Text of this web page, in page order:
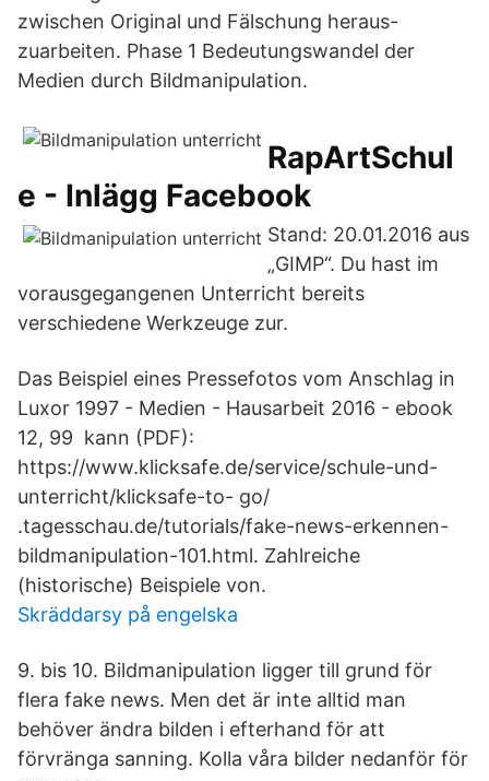
zwischen Original und Fälschung heraus-
zuarbeiten. Phase 1 Bedeutungswandel der
Medien durch Bildmanipulation.
RapArtSchul
e - Inlägg Facebook
Stand: 20.01.2016 aus
„GIMP“. Du hast im
vorausgegangenen Unterricht bereits
verschiedene Werkzeuge zur.
Das Beispiel eines Pressefotos vom Anschlag in
Luxor 1997 - Medien - Hausarbeit 2016 - ebook
12, 99 kann (PDF):
https://www.klicksafe.de/service/schule-und-
unterricht/klicksafe-to- go/
.tagesschau.de/tutorials/fake-news-erkennen-
bildmanipulation-101.html. Zahlreiche
(historische) Beispiele von.
Skräddarsy på engelska
9. bis 10. Bildmanipulation ligger till grund för
flera fake news. Men det är inte alltid man
behöver ändra bilden i efterhand för att
förvränga sanning. Kolla våra bilder nedanför för